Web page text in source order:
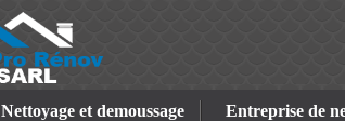
Nettoyage et demoussage
Entreprise de